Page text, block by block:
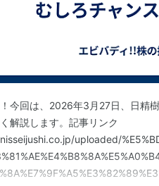
今回は、2026年3月27日、日精
解説します。記事リンク
uploaded/